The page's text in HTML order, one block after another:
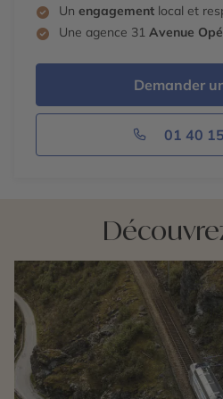
Un engagement local et
Une agence 31 Avenue
Demander
01 40